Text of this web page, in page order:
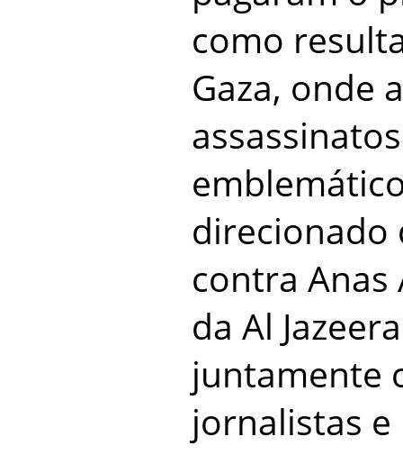
como
Gaza, onde
direcionado
contra
da Al
juntamente
jornalistas